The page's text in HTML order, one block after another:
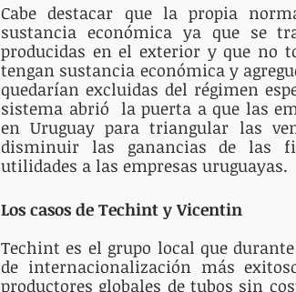
Cabe destacar que la propia
sustancia económica ya que se
producidas en el exterior y que no
tengan sustancia económica y
quedarían excluidas del régimen
sistema abrió  la puerta a que las
en Uruguay para triangular las
disminuir las ganancias de las
utilidades a las empresas uruguayas.
Los casos de Techint y Vicentin
Techint es el grupo local que
de internacionalización más
productores globales de tubos sin